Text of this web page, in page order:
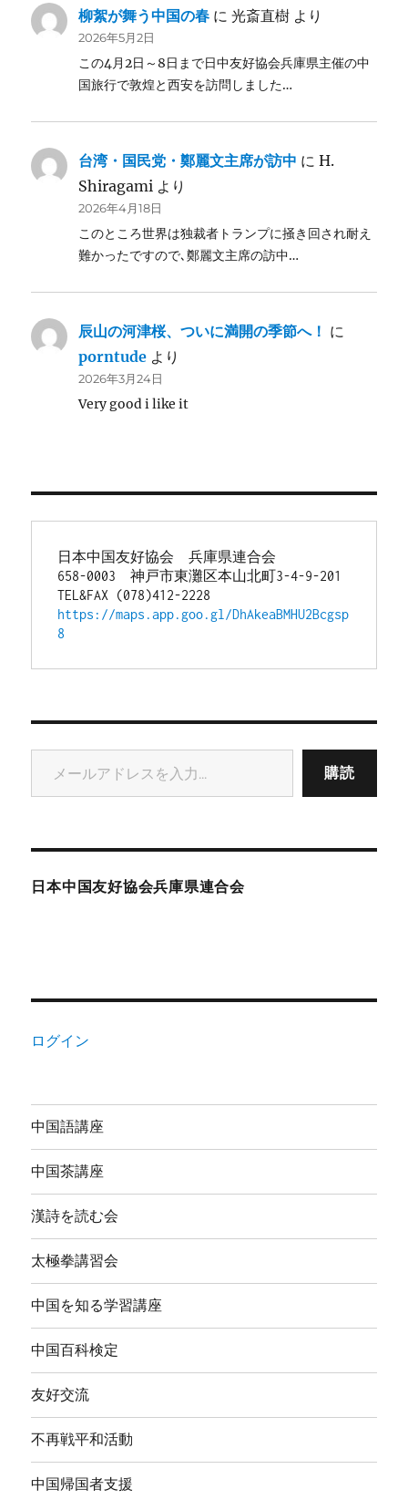
柳絮が舞う中国の春 に光斎直樹 より
2026年5月2日
この4月2日～8日まで日中友好協会兵庫県主催の中
国旅行で敦煌と西安を訪問しました…
台湾・国民党・鄭麗文主席が訪中 にH.
Shiragami より
2026年4月18日
このところ世界は独裁者トランプに掻き回され耐え
難かったですので､鄭麗文主席の訪中…
辰山の河津桜、ついに満開の季節へ！ に
porntude より
2026年3月24日
Very good i like it
日本中国友好協会　兵庫県連合会
658-0003　神戸市東灘区本山北町3-4-9-201
TEL&FAX (078)412-2228
https://maps.app.goo.gl/DhAkeaBMHU2Bcgsp
8
メールアドレスを入力...
購読
日本中国友好協会兵庫県連合会
ログイン
中国語講座
中国茶講座
漢詩を読む会
太極拳講習会
中国を知る学習講座
中国百科検定
友好交流
不再戦平和活動
中国帰国者支援